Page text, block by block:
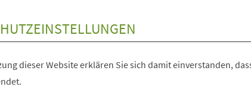
dieser Website erklären Sie sich damit einverstanden,